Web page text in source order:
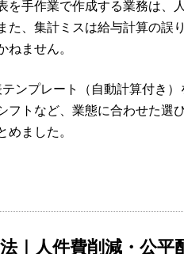
を手作業で作成する業務は、
た、集計ミスは給与計算の誤
ません。
ンプレート（自動計算付き）
フトなど、業態に合わせた選
ました。
｜人件費削減・公平